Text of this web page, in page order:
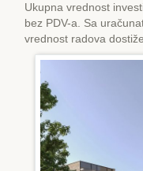
Ukupna vrednost
bez PDV-a. Sa
vrednost radova